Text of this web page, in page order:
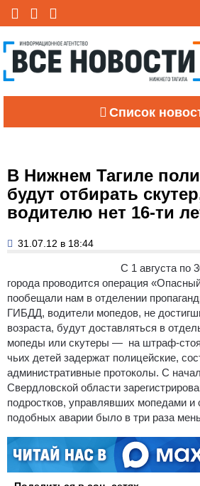
Список
В Нижнем Тагиле
будут отбирать
водителю нет 16-ти
31.07.12 в 18:44
С 1 августа по
города проводится операция
пообещали нам в отделении
ГИБДД, водители мопедов, не
возраста, будут доставляться в
мопеды или скутеры — на штраф-
чьих детей задержат полицейские,
административные протоколы. С
Свердловской области
подростков, управлявших мопедами и
подобных аварии было в три раза